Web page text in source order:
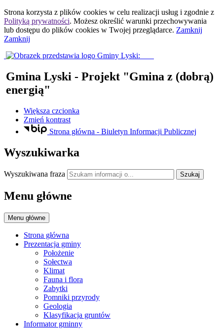
Strona korzysta z plików cookies w celu realizacji usług i zgodnie z
Polityką prywatności. Możesz określić warunki przechowywania
lub dostępu do plików cookies w Twojej przeglądarce. Zamknij
Zamknij
Gmina Lyski - Projekt "Gmina z (dobrą)
energią"
Większa czcionka
Zmień kontrast
Strona główna - Biuletyn Informacji Publicznej
Wyszukiwarka
Wyszukiwana fraza Szukaj
Menu główne
Menu główne
Strona główna
Prezentacja gminy
Położenie
Sołectwa
Klimat
Fauna i flora
Zabytki
Pomniki przyrody
Geologia
Klasyfikacja gruntów
Informator gminny